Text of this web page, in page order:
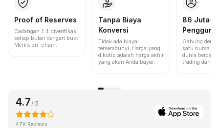
Proof of Reserves
Cadangan 1:1 diverifikasi
setiap bulan dengan bukti
Merkle on-chain.
Tanpa Biaya
Konversi
Tidak ada biaya
tersembunyi. Harga yang
dikutip adalah harga akhir
yang akan Anda bayar.
86 Juta+
Pengguna
Gabung
satu bursa
dunia
trading dan
4.7 / 5
47K Reviews